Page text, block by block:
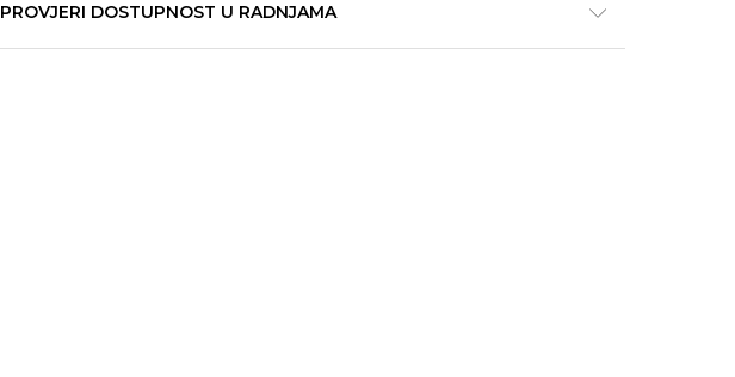
PROVJERI DOSTUPNOST U RADNJAMA